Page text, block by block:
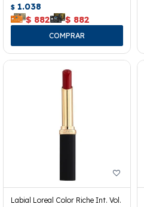
$ 1.038
$ 882 $ 882
Labial Loreal Color Riche Int. Vol.